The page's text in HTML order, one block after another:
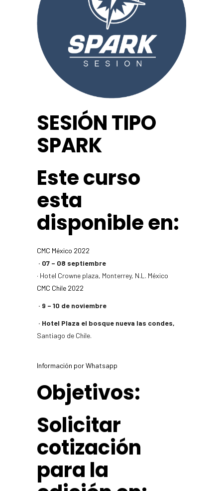
SESIÓN TIPO
SPARK
Este curso
esta
disponible en:
CMC México 2022
· 07 – 08 septiembre
· Hotel Crowne plaza, Monterrey, N.L. México
CMC Chile 2022
· 9 – 10 de noviembre
· Hotel Plaza el bosque nueva las condes,
Santiago de Chile.
Información por Whatsapp
Objetivos:​
Solicitar
cotización
para la